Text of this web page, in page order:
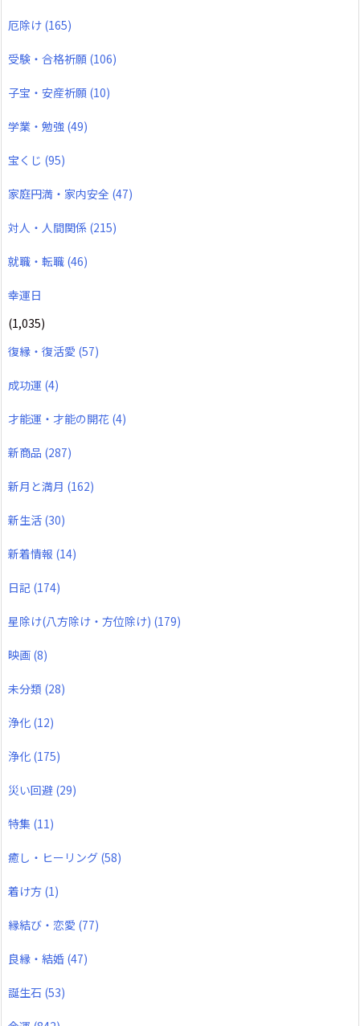
厄除け (165)
受験・合格祈願 (106)
子宝・安産祈願 (10)
学業・勉強 (49)
宝くじ (95)
家庭円満・家内安全 (47)
対人・人間関係 (215)
就職・転職 (46)
幸運日
(1,035)
復縁・復活愛 (57)
成功運 (4)
才能運・才能の開花 (4)
新商品 (287)
新月と満月 (162)
新生活 (30)
新着情報 (14)
日記 (174)
星除け(八方除け・方位除け) (179)
映画 (8)
未分類 (28)
浄化 (12)
浄化 (175)
災い回避 (29)
特集 (11)
癒し・ヒーリング (58)
着け方 (1)
縁結び・恋愛 (77)
良縁・結婚 (47)
誕生石 (53)